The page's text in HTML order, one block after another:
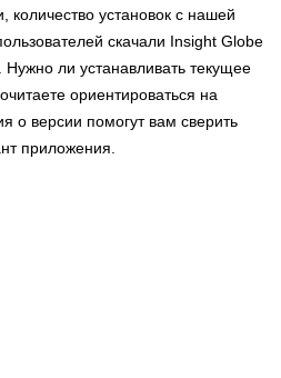
количество установок с нашей
скачали Insight Globe
ли устанавливать текущее
ориентироваться на
о версии помогут вам сверить
приложения.